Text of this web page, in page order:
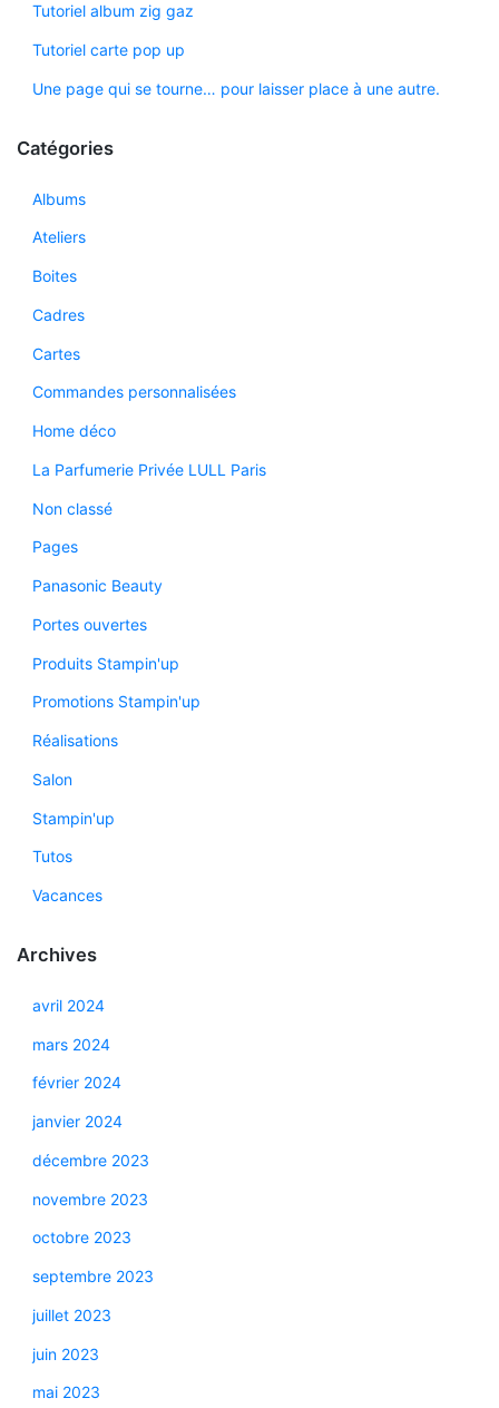
Tutoriel album zig gaz
Tutoriel carte pop up
Une page qui se tourne… pour laisser place à une autre.
Catégories
Albums
Ateliers
Boites
Cadres
Cartes
Commandes personnalisées
Home déco
La Parfumerie Privée LULL Paris
Non classé
Pages
Panasonic Beauty
Portes ouvertes
Produits Stampin'up
Promotions Stampin'up
Réalisations
Salon
Stampin'up
Tutos
Vacances
Archives
avril 2024
mars 2024
février 2024
janvier 2024
décembre 2023
novembre 2023
octobre 2023
septembre 2023
juillet 2023
juin 2023
mai 2023